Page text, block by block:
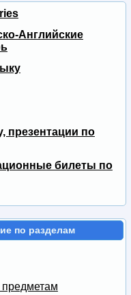
Английские
презентации по
билеты по
по разделам